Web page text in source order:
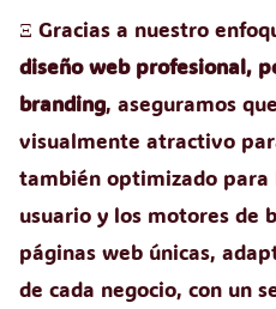
Ξ Gracias a nuestro
diseño web profesional,
branding, aseguramos
visualmente atractivo
también optimizado para
usuario y los motores de
páginas web únicas,
de cada negocio, con un